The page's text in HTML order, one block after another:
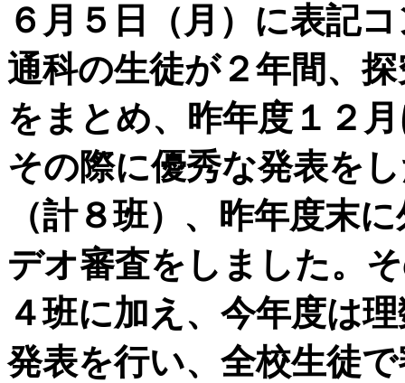
６月５日（月）に表記
通科の生徒が２年間、
をまとめ、昨年度１２
その際に優秀な発表を
（計８班）、昨年度末
デオ審査をしました。
４班に加え、今年度は
発表を行い、全校生徒